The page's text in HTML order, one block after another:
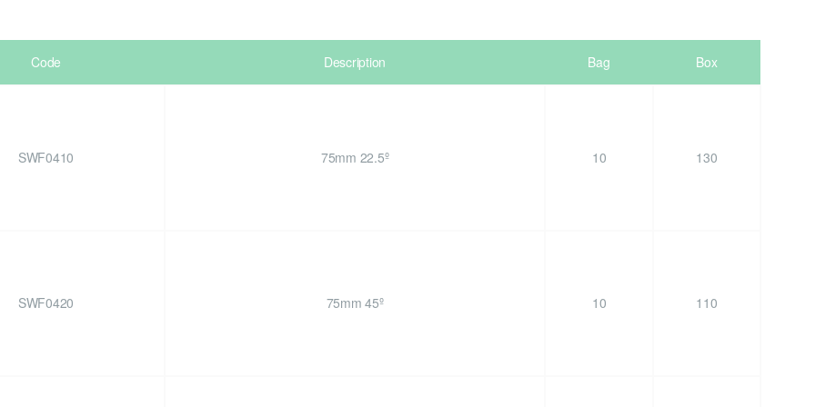
Code Description Bag Box
SWF0410 75mm 22.5º 10 130
SWF0420 75mm 45º 10 110